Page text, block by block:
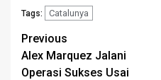
Tags: Catalunya
Post
navigation
Previous
Alex Marquez Jalani
Operasi Sukses Usai